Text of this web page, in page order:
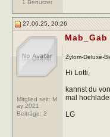
1 Benutzer
27.06.25, 20:26
Mitglied seit: M
ay 2021
Beiträge: 2
Mab_Gab
Zylom-Deluxe-
Hi Lotti,
kannst du
mal
LG